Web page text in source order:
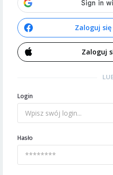
Zaloguj
Zaloguj
Login
Hasło